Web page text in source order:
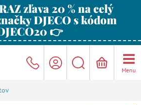
zľava 20 % na celý
DJECO s kódom
👉
Menu